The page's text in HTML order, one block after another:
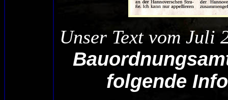
Unser Text vom Juli
folgende